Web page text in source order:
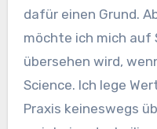
dafür einen Grund.
möchte ich mich auf
übersehen wird,
Science. Ich lege
Praxis keineswegs